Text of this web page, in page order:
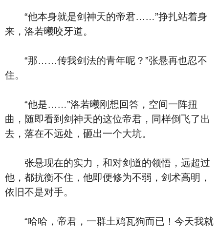
“他本身就是剑神天的帝君……”挣扎站着身
来，洛若曦咬牙道。
“那……传我剑法的青年呢？”张悬再也忍不
住。
“他是……”洛若曦刚想回答，空间一阵扭
曲，随即看到剑神天的这位帝君，同样倒飞了出
去，落在不远处，砸出一个大坑。
张悬现在的实力，和对剑道的领悟，远超过
他，都抗衡不住，他即便修为不弱，剑术高明，
依旧不是对手。
“哈哈，帝君，一群土鸡瓦狗而已！今天我就